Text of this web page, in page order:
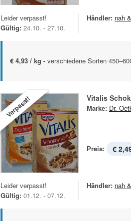
Leider verpasst!
Gültig: 24.10. - 27.10.
Händler: nah
€ 4,93 / kg - verschiedene Sorten
Verpasst! Vitalis
Marke: Dr.
Preis: €
Leider verpasst!
Gültig: 01.12. - 07.12.
Händler: nah